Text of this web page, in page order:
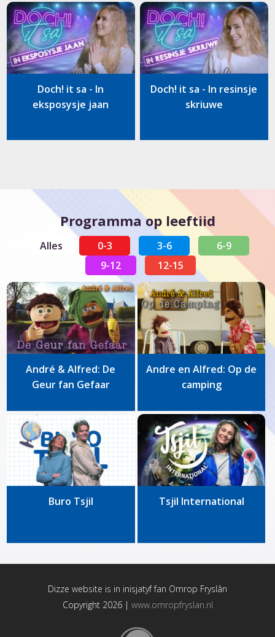
Doch! it sa - In
eksposysje jaan
Doch! it sa - In resinsje
skriuwe
Programma op leeftiid
Alles 0-3 3-6
6-9
9-12
12-15
André & Alfred: De
Geur fan Gefaar
Andre en Alfred: Op de
camping
Buro Tsjil Tsjil International
Dizze website is in inisjatyf fan Omrop Fryslân
Copyright 2026 | www.omropfryslan.nl